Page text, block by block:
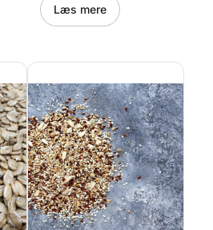
ost henover, før de bages for
at gøre dem ekstra lækre.
Læs mere